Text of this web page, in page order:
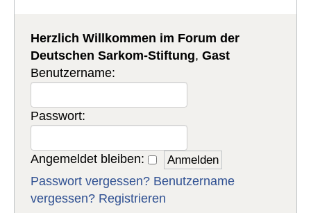
Herzlich Willkommen im Forum der
Deutschen Sarkom-Stiftung,Gast
Benutzername:
Passwort:
Angemeldet bleiben:
Passwort vergessen? Benutzername
vergessen? Registrieren